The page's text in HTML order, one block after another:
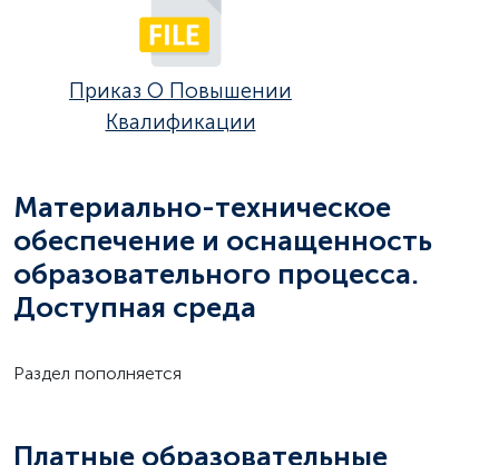
Приказ О Повышении
Квалификации
Материально-техническое
обеспечение и оснащенность
образовательного процесса.
Доступная среда
Раздел пополняется
Платные образовательные